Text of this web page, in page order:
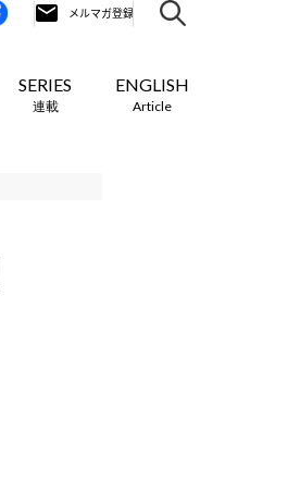
SERIES
連載
ENGLISH
Article